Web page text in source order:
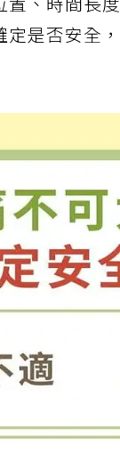
、時間長
是否安全